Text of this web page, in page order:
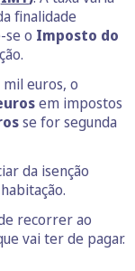
finalidade
se o Imposto do
mil euros, o
em impostos
se for segunda
da isenção
recorrer ao
vai ter de pagar.